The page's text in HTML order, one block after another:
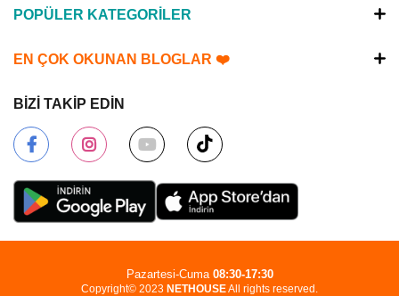
POPÜLER KATEGORİLER
EN ÇOK OKUNAN BLOGLAR ❤️
BİZİ TAKİP EDİN
Copyright© 2023 NETHOUSEAll rights reserved.
Pazartesi-Cuma 08:30-17:30